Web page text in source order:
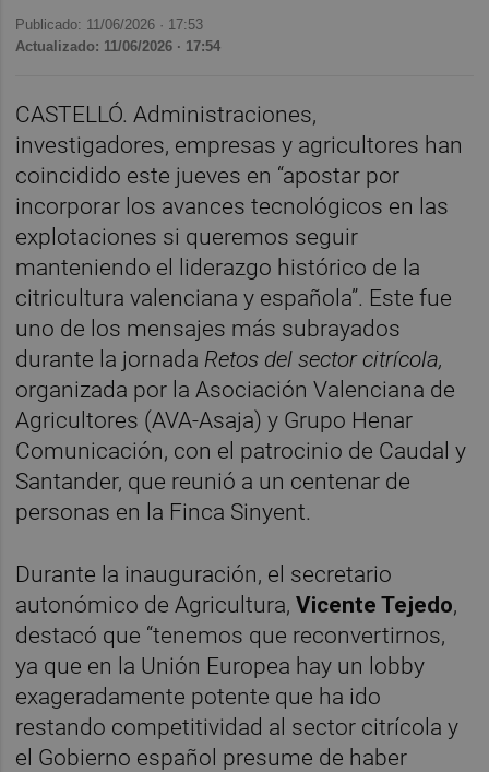
Publicado: 11/06/2026 · 17:53
Actualizado: 11/06/2026 · 17:54
CASTELLÓ. Administraciones,
investigadores, empresas y agricultores han
coincidido este jueves en “apostar por
incorporar los avances tecnológicos en las
explotaciones si queremos seguir
manteniendo el liderazgo histórico de la
citricultura valenciana y española”. Este fue
uno de los mensajes más subrayados
durante la jornada Retos del sector citrícola,
organizada por la Asociación Valenciana de
Agricultores (AVA-Asaja) y Grupo Henar
Comunicación, con el patrocinio de Caudal y
Santander, que reunió a un centenar de
personas en la Finca Sinyent.
Durante la inauguración, el secretario
autonómico de Agricultura,Vicente Tejedo,
destacó que “tenemos que reconvertirnos,
ya que en la Unión Europea hay un lobby
exageradamente potente que ha ido
restando competitividad al sector citrícola y
el Gobierno español presume de haber